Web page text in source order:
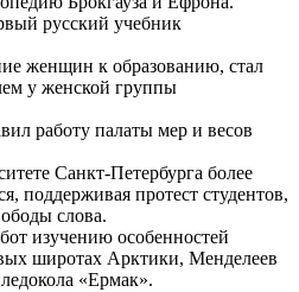
русский учебник
женщин к образованию, стал
у женской группы
работу палаты мер и весов
Санкт-Петербурга более
поддерживая протест студентов,
слова.
изучению особенностей
широтах Арктики, Менделеев
«Ермак».